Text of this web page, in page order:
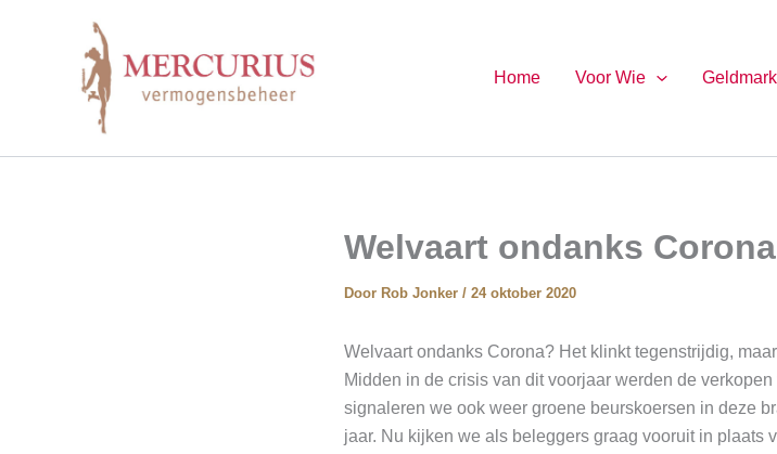
Home Voor Wie
Welvaart ondanks
Door Rob Jonker / 24 oktober 2020
Welvaart ondanks Corona? Het klinkt tegenstrijdig,
Midden in de crisis van dit voorjaar werden de
signaleren we ook weer groene beurskoersen in deze
jaar. Nu kijken we als beleggers graag vooruit in plaats